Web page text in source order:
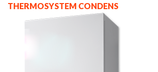
THERMOSYSTEM CONDENS